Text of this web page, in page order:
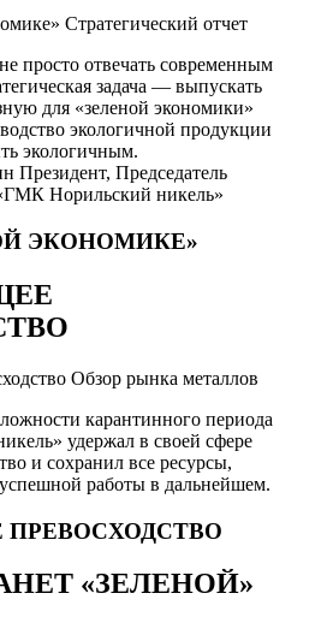
Стратегический отчет
просто отвечать современным
задача — выпускать
для «зеленой экономики»
экологичной продукции
экологичным.
Президент, Председатель
Норильский никель»
ЭКОНОМИКЕ»
Обзор рынка металлов
карантинного периода
удержал в своей сфере
и сохранил все ресурсы,
работы в дальнейшем.
ПРЕВОСХОДСТВО
«ЗЕЛЕНОЙ»